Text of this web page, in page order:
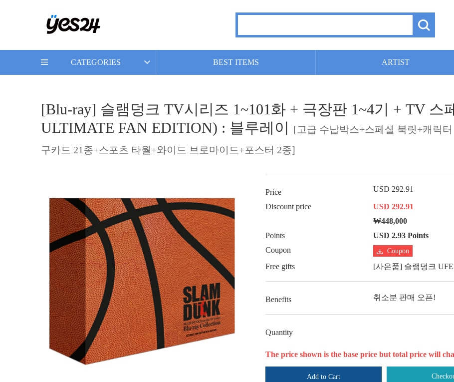
CATEGORIES BEST ITEMS ARTIST
[Blu-ray] 슬램덩크 TV시리즈 1~101화 + 극장판 1~4기 + TV 스
ULTIMATE FAN EDITION) : 블루레이 [고급 수납박스+스페셜 북릿+캐릭
구카드 21종+스포츠 타월+와이드 브로마이드+포스터 2종]
Price USD 292.91
Discount price
USD 292.91
₩448,000
Points
USD 2.93 Points
Coupon
Coupon
Free gifts [사은품] 슬램덩크 UFE
Benefits 취소분 판매 오픈!
Quantity
The price shown is the base price but total price will
Add to Cart